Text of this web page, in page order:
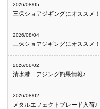
2026/08/05
三保ショアジギングにオススメ
2026/08/04
三保ショアジギングにオススメ
2026/08/02
清水港 アジング釣果情報♪
2026/08/02
メタルエフェクトブレード入荷♪